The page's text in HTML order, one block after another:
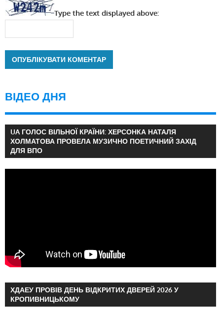
Type the text displayed above:
ВІДЕО ДНЯ
UA ГОЛОС ВІЛЬНОЇ КРАЇНИ: ХЕРСОНКА НАТАЛЯ
ХОЛМАТОВА ПРОВЕЛА МУЗИЧНО ПОЕТИЧНИЙ ЗАХІД
ДЛЯ ВПО
ХДАЕУ ПРОВІВ ДЕНЬ ВІДКРИТИХ ДВЕРЕЙ 2026 У
КРОПИВНИЦЬКОМУ